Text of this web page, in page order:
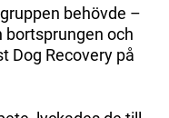
behövde –
bortsprungen och
Dog Recovery på